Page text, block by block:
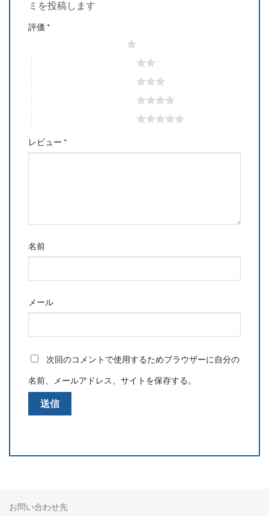
ミを投稿します
評価 *
レビュー *
名前
メール
次回のコメントで使用するためブラウザーに自分の
名前、メールアドレス、サイトを保存する。
お問い合わせ先